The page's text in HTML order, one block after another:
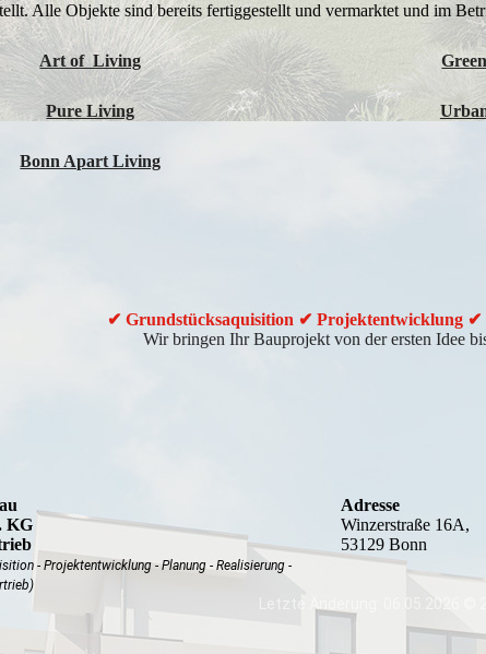
Alle Objekte sind bereits fertiggestellt und vermarktet und im
Art of Living
Pure Living
Bonn Apart Living
✔ Grundstücksaquisition ✔ Projektentwicklung
Wir bringen Ihr Bauprojekt von der ersten Idee
KG
- Projektentwicklung - Planung - Realisierung -
Adresse
Winzerstraße 16A,
53129 Bonn